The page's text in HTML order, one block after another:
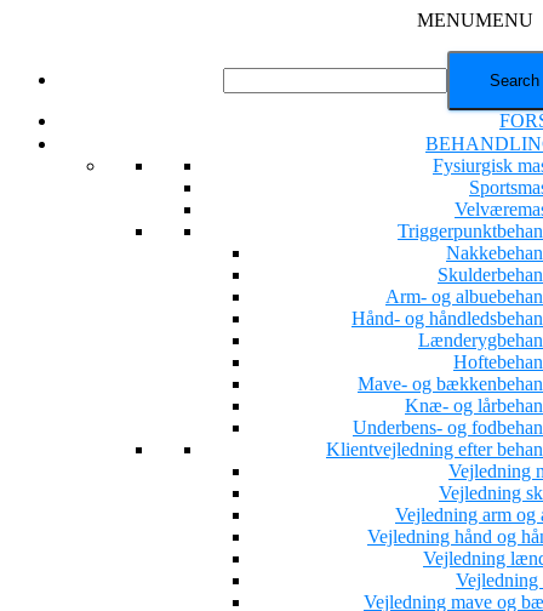
MENUMENU
Fysiurgisk
Arm- og
Hånd- og
Mave- og
Knæ- og
Underbens- og
Klientvejledning efter
Vejledning
Vejledning
Vejledning arm og
Vejledning hånd og
Vejledning
Vejledning
Vejledning mave og